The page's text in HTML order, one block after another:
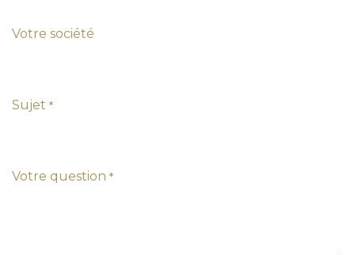
Votre société
Sujet *
Votre question *